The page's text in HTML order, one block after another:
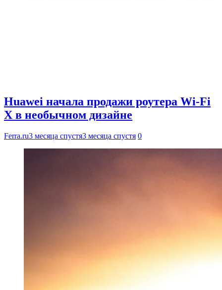
Huawei начала продажи роутера Wi-Fi
X в необычном дизайне
Ferra.ru3 месяца спустя3 месяца спустя 0